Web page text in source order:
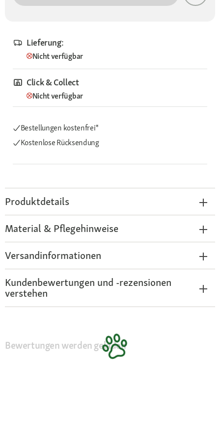
Lieferung:
Nicht verfügbar
Click & Collect
Nicht verfügbar
Bestellungen kostenfrei*
Kostenlose Rücksendung
Produktdetails
Material & Pflegehinweise
Versandinformationen
Kundenbewertungen und -rezensionen
verstehen
Bewertungen werden geladen